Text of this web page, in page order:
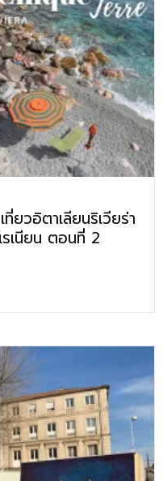
วอิตาเลียนริเวียร่า
รเนียน ตอนที่ 2